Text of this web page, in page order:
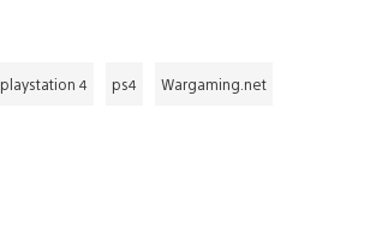
playstation 4 ps4 Wargaming.net